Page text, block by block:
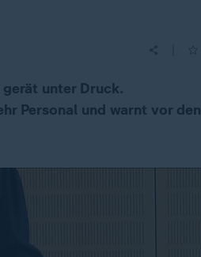
unter Druck.
Personal und warnt vor den